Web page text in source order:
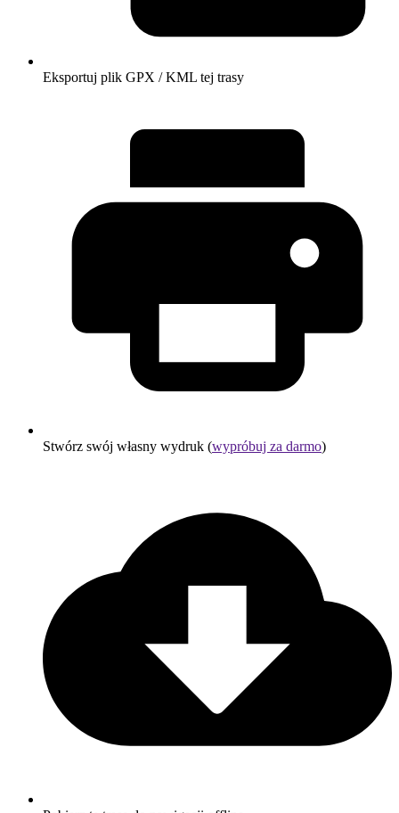
Eksportuj plik GPX / KML tej trasy
Stwórz swój własny wydruk (wypróbuj za darmo)